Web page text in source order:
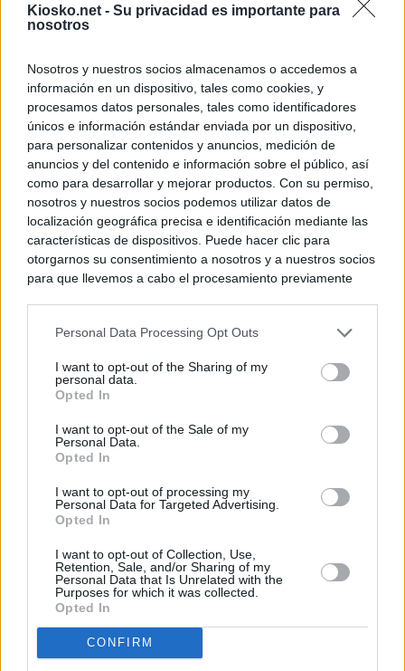
Kiosko.net - Su privacidad es importante para
nosotros
Nosotros y nuestros socios almacenamos o accedemos a
información en un dispositivo, tales como cookies, y
procesamos datos personales, tales como identificadores
únicos e información estándar enviada por un dispositivo,
para personalizar contenidos y anuncios, medición de
anuncios y del contenido e información sobre el público, así
como para desarrollar y mejorar productos. Con su permiso,
nosotros y nuestros socios podemos utilizar datos de
localización geográfica precisa e identificación mediante las
características de dispositivos. Puede hacer clic para
otorgarnos su consentimiento a nosotros y a nuestros socios
para que llevemos a cabo el procesamiento previamente
negar su consentimiento. Tenga en cuenta que algún
de su consentimiento, pero usted tiene el derecho de
rechazar tal procesamiento. Sus preferencias se aplicarán
cualquier momento entrando de nuevo en este sitio web o
visitando nuestra política de privacidad.
Personal Data Processing Opt Outs
I want to opt-out of the Sharing of my
personal data.
Opted In
I want to opt-out of the Sale of my
Personal Data.
Opted In
I want to opt-out of processing my
Personal Data for Targeted Advertising.
Opted In
I want to opt-out of Collection, Use,
Retention, Sale, and/or Sharing of my
Personal Data that Is Unrelated with the
Purposes for which it was collected.
Opted In
CONFIRM